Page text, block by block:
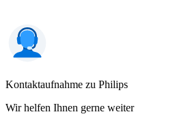
Kontaktaufnahme zu Philips
Wir helfen Ihnen gerne weiter